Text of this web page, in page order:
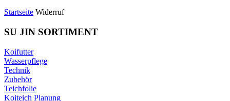
Startseite Widerruf
SU JIN SORTIMENT
Koifutter
Wasserpflege
Technik
Zubehör
Teichfolie
Koiteich Planung